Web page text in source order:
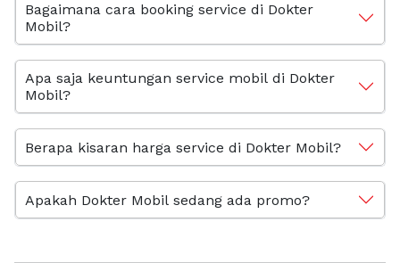
Bagaimana cara booking service di Dokter
Mobil?
Apa saja keuntungan service mobil di Dokter
Mobil?
Berapa kisaran harga service di Dokter Mobil?
Apakah Dokter Mobil sedang ada promo?